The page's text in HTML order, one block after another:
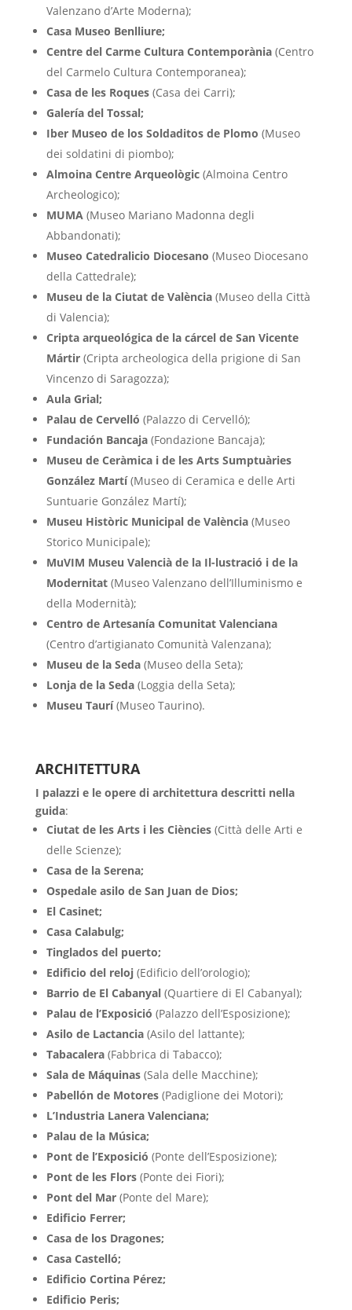
Valenzano d’Arte Moderna);
Casa Museo Benlliure;
Centre del Carme Cultura Contemporània(Centro
del Carmelo Cultura Contemporanea);
Casa de les Roques(Casa dei Carri);
Galería del Tossal;
Iber Museo de los Soldaditos de Plomo (Museo
dei soldatini di piombo);
Almoina Centre Arqueològic(Almoina Centro
Archeologico);
MUMA(Museo Mariano Madonna degli
Abbandonati);
Museo Catedralicio Diocesano (Museo Diocesano
della Cattedrale);
Museu de la Ciutat de València(Museo della Città
di Valencia);
Cripta arqueológica de la cárcel de San Vicente
Mártir(Cripta archeologica della prigione di San
Vincenzo di Saragozza);
Aula Grial;
Palau de Cervelló (Palazzo di Cervelló);
Fundación Bancaja(Fondazione Bancaja);
Museu de Ceràmica i de les Arts Sumptuàries
González Martí(Museo di Ceramica e delle Arti
Suntuarie González Martí);
Museu Històric Municipal de València(Museo
Storico Municipale);
MuVIM Museu Valencià de la Il-lustració i de la
Modernitat(Museo Valenzano dell’Illuminismo e
della Modernità);
Centro de Artesanía Comunitat Valenciana
(Centro d’artigianato Comunità Valenzana);
Museu de la Seda(Museo della Seta);
Lonja de la Seda(Loggia della Seta);
Museu Taurí(Museo Taurino).
ARCHITETTURA
I palazzi e le opere di architettura descritti nella
guida:
Ciutat de les Arts i les Ciències(Città delle Arti e
delle Scienze);
Casa de la Serena;
Ospedale asilo de San Juan de Dios;
El Casinet;
Casa Calabulg;
Tinglados del puerto;
Edificio del reloj(Edificio dell’orologio);
Barrio de El Cabanyal(Quartiere di El Cabanyal);
Palau de l’Exposició (Palazzo dell’Esposizione);
Asilo de Lactancia(Asilo del lattante);
Tabacalera(Fabbrica di Tabacco);
Sala de Máquinas(Sala delle Macchine);
Pabellón de Motores(Padiglione dei Motori);
L’Industria Lanera Valenciana;
Palau de la Música;
Pont de l’Exposició (Ponte dell’Esposizione);
Pont de les Flors(Ponte dei Fiori);
Pont del Mar(Ponte del Mare);
Edificio Ferrer;
Casa de los Dragones;
Casa Castelló;
Edificio Cortina Pérez;
Edificio Peris;